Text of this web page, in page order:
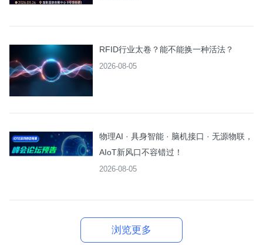
RFID行业太卷？能不能换一种活法？
2026-08-05
物理AI · 具身智能 · 脑机接口 · 无源物联，
AIoT新风口不容错过！
2026-08-05
浏览更多